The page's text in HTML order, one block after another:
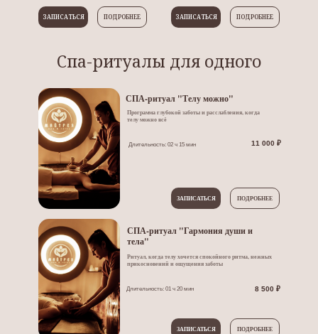
ЗАПИСАТЬСЯ ЗАПИСАТЬСЯ
ПОДРОБНЕЕ ПОДРОБНЕЕ
Спа-ритуалы для одного
СПА-ритуал "Телу можно"
СПА-ритуал "Гармония души и
тела"
Программа глубокой заботы и расслабления, когда
телу можно всё
Ритуал, когда телу хочется спокойного ритма, нежных
прикосновений и ощущения заботы
Длительность: 02 ч 15 мин
Длительность: 01 ч 20 мин
11 000 ₽
8 500 ₽
ЗАПИСАТЬСЯ
ЗАПИСАТЬСЯ
ПОДРОБНЕЕ
ПОДРОБНЕЕ